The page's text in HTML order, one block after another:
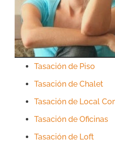
Tasación de Piso
Tasación de Chalet
Tasación de Local
Tasación de Oficinas
Tasación de Loft